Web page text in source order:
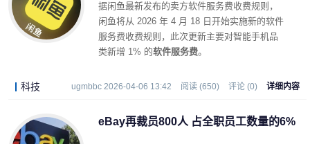
据闲鱼最新发布的卖方软件服务费收费规则，
闲鱼将从 2026 年 4 月 18 日开始实施新的软件
服务费收费规则，此次更新主要对智能手机品
类新增 1% 的软件服务费。
科技 ugmbbc 2026-04-06 13:42 阅读 (650) 评论 (0) 详细内容
eBay再裁员800人 占全职员工数量的6%